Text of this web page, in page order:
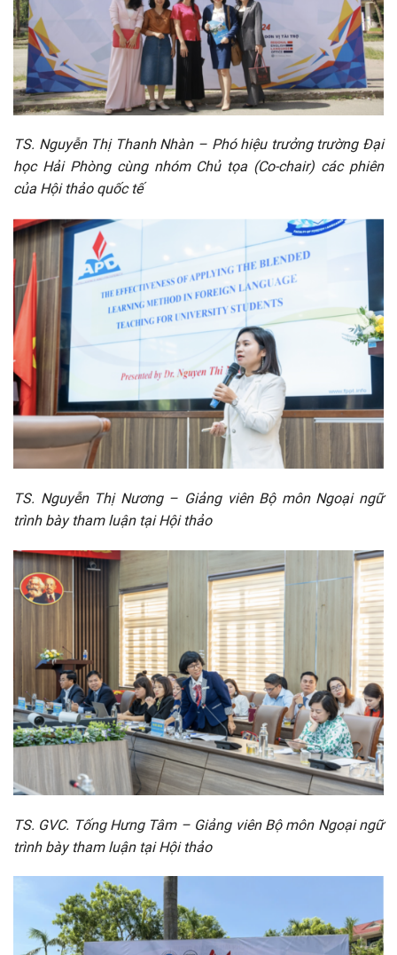
TS. Nguyễn Thị Thanh Nhàn – Phó hiệu trưởng trường Đại
học Hải Phòng cùng nhóm Chủ tọa (Co-chair) các phiên
của Hội thảo quốc tế
TS. Nguyễn Thị Nương – Giảng viên Bộ môn Ngoại ngữ
trình bày tham luận tại Hội thảo
TS. GVC. Tống Hưng Tâm – Giảng viên Bộ môn Ngoại ngữ
trình bày tham luận tại Hội thảo